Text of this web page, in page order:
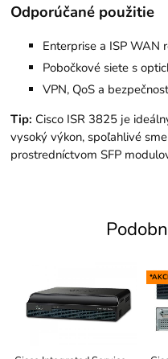
Odporúčané použitie
Enterprise a ISP WAN
Pobočkové siete s
VPN, QoS a
Tip: Cisco ISR 3825 je
vysoký výkon, spoľahlivé
prostredníctvom SFP